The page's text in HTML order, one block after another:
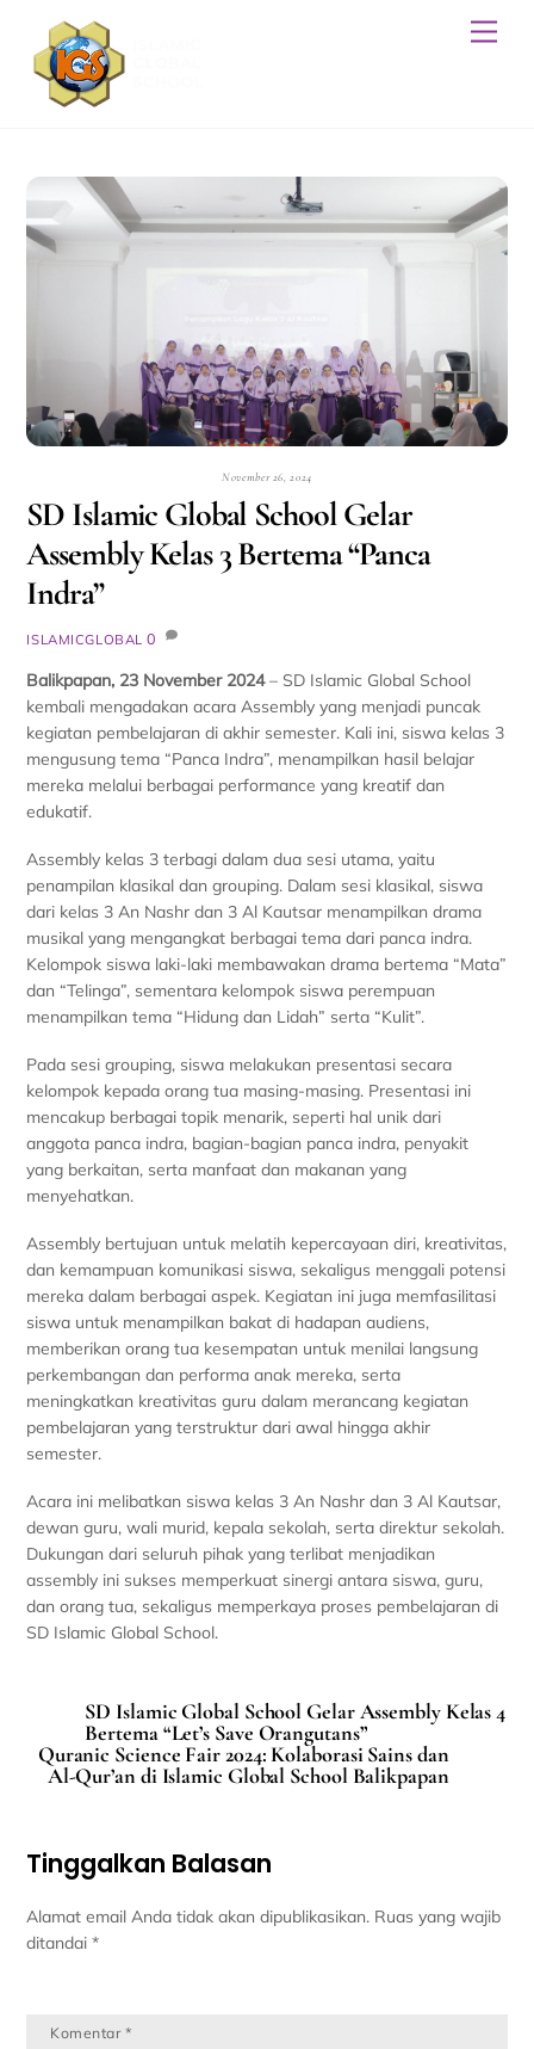
content
November 26, 2024
SD Islamic Global School Gelar
Assembly Kelas 3 Bertema “Panca
Indra”
ISLAMICGLOBAL 0
Balikpapan, 23 November 2024– SD Islamic Global School
kembali mengadakan acara Assembly yang menjadi puncak
kegiatan pembelajaran di akhir semester. Kali ini, siswa kelas 3
mengusung tema “Panca Indra”, menampilkan hasil belajar
mereka melalui berbagai performance yang kreatif dan
edukatif.
Assembly kelas 3 terbagi dalam dua sesi utama, yaitu
penampilan klasikal dan grouping. Dalam sesi klasikal, siswa
dari kelas 3 An Nashr dan 3 Al Kautsar menampilkan drama
musikal yang mengangkat berbagai tema dari panca indra.
Kelompok siswa laki-laki membawakan drama bertema “Mata”
dan “Telinga”, sementara kelompok siswa perempuan
menampilkan tema “Hidung dan Lidah” serta “Kulit”.
Pada sesi grouping, siswa melakukan presentasi secara
kelompok kepada orang tua masing-masing. Presentasi ini
mencakup berbagai topik menarik, seperti hal unik dari
anggota panca indra, bagian-bagian panca indra, penyakit
yang berkaitan, serta manfaat dan makanan yang
menyehatkan.
Assembly bertujuan untuk melatih kepercayaan diri, kreativitas,
dan kemampuan komunikasi siswa, sekaligus menggali potensi
mereka dalam berbagai aspek. Kegiatan ini juga memfasilitasi
siswa untuk menampilkan bakat di hadapan audiens,
memberikan orang tua kesempatan untuk menilai langsung
perkembangan dan performa anak mereka, serta
meningkatkan kreativitas guru dalam merancang kegiatan
pembelajaran yang terstruktur dari awal hingga akhir
semester.
Acara ini melibatkan siswa kelas 3 An Nashr dan 3 Al Kautsar,
dewan guru, wali murid, kepala sekolah, serta direktur sekolah.
Dukungan dari seluruh pihak yang terlibat menjadikan
assembly ini sukses memperkuat sinergi antara siswa, guru,
dan orang tua, sekaligus memperkaya proses pembelajaran di
SD Islamic Global School.
SD Islamic Global School Gelar Assembly Kelas 4
Bertema “Let’s Save Orangutans”
Quranic Science Fair 2024: Kolaborasi Sains dan
Al-Qur’an di Islamic Global School Balikpapan
Tinggalkan Balasan
Alamat email Anda tidak akan dipublikasikan. Ruas yang wajib
ditandai*
Komentar *